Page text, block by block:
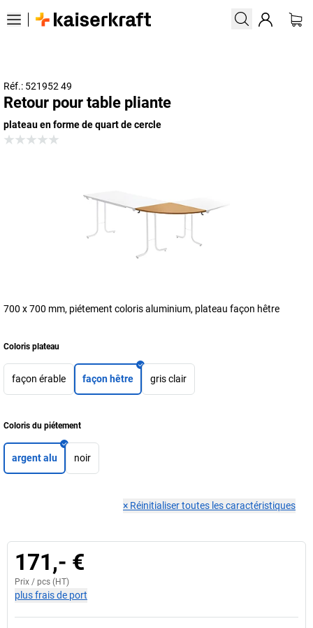
Réf.: 521952 49
Retour pour table pliante
plateau en forme de quart de cercle
700 x 700 mm, piétement coloris aluminium, plateau façon hêtre
Coloris plateau
façon érable façon hêtre gris clair
Coloris du piétement
argent alu noir
× Réinitialiser toutes les caractéristiques
171,- €
Prix / pcs (HT)
plus frais de port